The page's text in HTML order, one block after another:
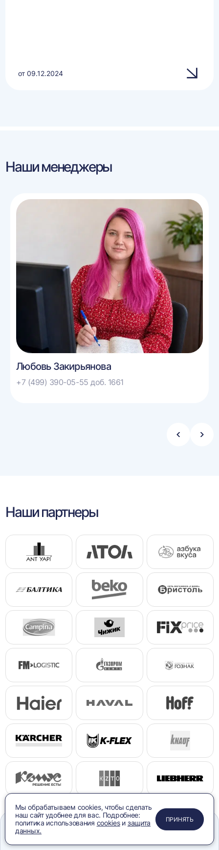
от 09.12.2024
Наши менеджеры
Любовь Закирьянова
+7 (499) 390-05-55 доб. 1661
Стрелка
Наши партнеры
ПРИМЕНИТЬ
ЗАКРЫТЬ
ЗАКРЫТЬ
ЗАКРЫТЬ
Мы обрабатываем cookies, чтобы сделать
наш сайт удобнее для вас. Подробнее:
политика использования cookiesи защита
данных.
ПРИНЯТЬ